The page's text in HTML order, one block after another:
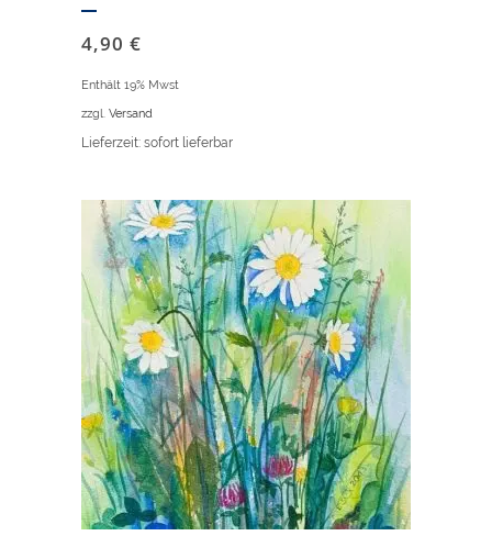
4,90 €
Enthält 19% Mwst
zzgl. Versand
Lieferzeit: sofort lieferbar